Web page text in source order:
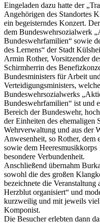
Eingeladen dazu hatte der
Angehörigen des Standortes
ein begeisterndes Konzert.
dem Bundeswehrsozialwerk
Bundeswehrfamilien“ sowie
des Lernens“ der Stadt
Armin Rother, Vorsitzender
Schirmherrin des
Bundesministers für Arbeit
Verteidigungsministers,
Bundeswehrsozialwerks
Bundeswehrfamilien“ ist und
Bereich der Bundeswehr,
der Einheiten des ehemaligen
Wehrverwaltung und aus der
Anwesenheit, so Rother, dem
sowie dem
besondere Verbundenheit.
Anschließend übernahm
sowohl die des großen
bezeichnete die
Herzblut organisiert“ und
kurzweilig und mit jeweils
Komponist.
Die Besucher erlebten dann